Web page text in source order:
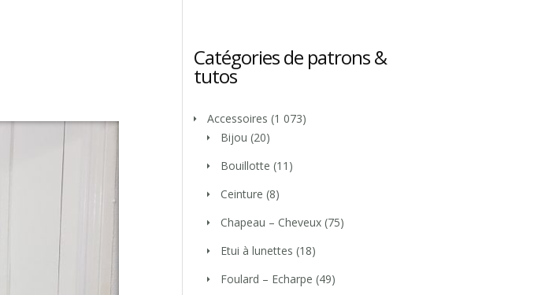
Catégories de patrons &
tutos
Accessoires (1 073)
Bijou (20)
Bouillotte (11)
Ceinture (8)
Chapeau – Cheveux (75)
Etui à lunettes (18)
Foulard – Echarpe (49)